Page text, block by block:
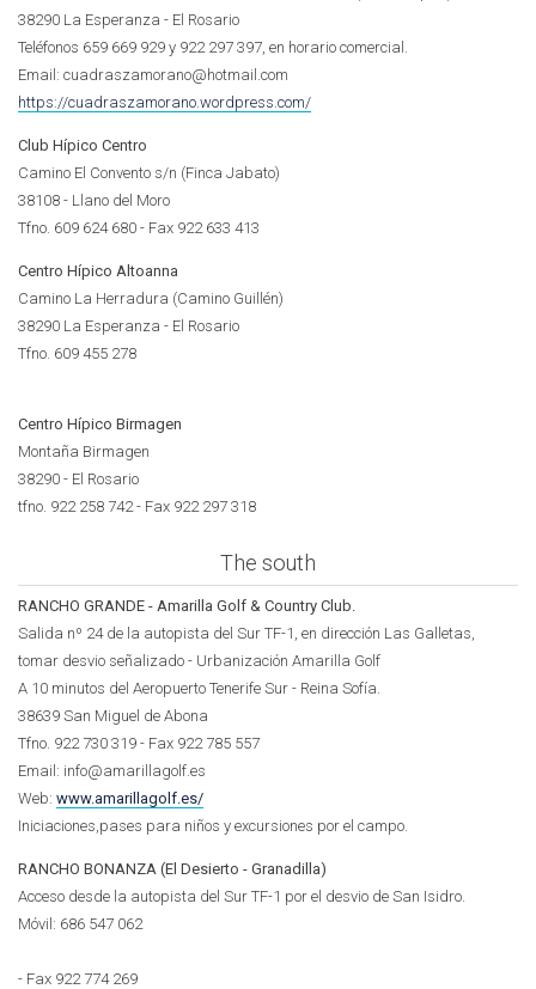
38290 La Esperanza - El Rosario
Teléfonos 659 669 929 y 922 297 397, en horario comercial.
Email: cuadraszamorano@hotmail.com
https://cuadraszamorano.wordpress.com/
Club Hípico Centro
Camino El Convento s/n (Finca Jabato)
38108 - Llano del Moro
Tfno. 609 624 680 - Fax 922 633 413
Centro Hípico Altoanna
Camino La Herradura (Camino Guillén)
38290 La Esperanza - El Rosario
Tfno. 609 455 278
Centro Hípico Birmagen
Montaña Birmagen
38290 - El Rosario
tfno. 922 258 742 - Fax 922 297 318
The south
RANCHO GRANDE - Amarilla Golf & Country Club.
Salida nº 24 de la autopista del Sur TF-1, en dirección Las Galletas,
tomar desvio señalizado - Urbanización Amarilla Golf
A 10 minutos del Aeropuerto Tenerife Sur - Reina Sofía.
38639 San Miguel de Abona
Tfno. 922 730 319 - Fax 922 785 557
Email: info@amarillagolf.es
Web: www.amarillagolf.es/
Iniciaciones,pases para niños y excursiones por el campo.
RANCHO BONANZA (El Desierto - Granadilla)
Acceso desde la autopista del Sur TF-1 por el desvio de San Isidro.
Móvil: 686 547 062
- Fax 922 774 269